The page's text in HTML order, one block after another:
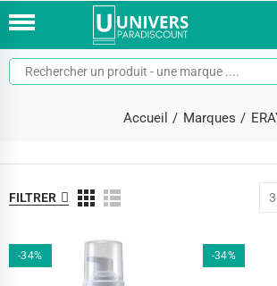
Accueil Marques
FILTRER
-34% -34%